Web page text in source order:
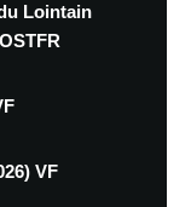
Lointain
VF